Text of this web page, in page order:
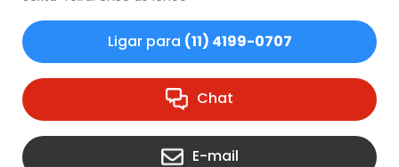
Ligar para (11) 4199-0707
Chat
E-mail